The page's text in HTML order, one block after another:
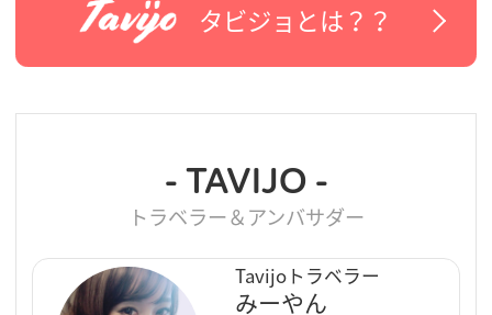
タビジョとは？？
- TAVIJO -
トラベラー＆アンバサダー
Tavijoトラベラー
みーやん